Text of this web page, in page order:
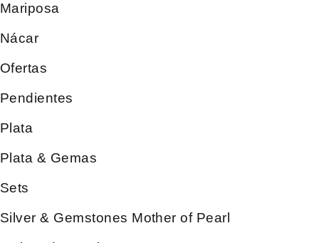
Mariposa
Nácar
Ofertas
Pendientes
Plata
Plata & Gemas
Sets
Silver & Gemstones Mother of Pearl